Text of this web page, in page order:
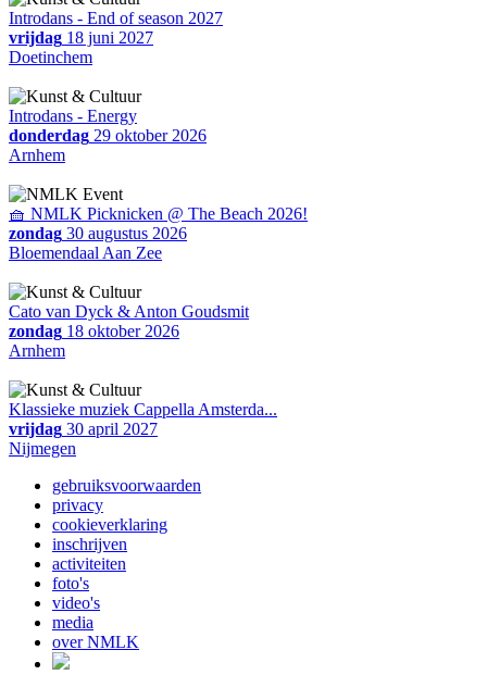
Introdans - End of season 2027
vrijdag 18 juni 2027
Doetinchem
Introdans - Energy
donderdag 29 oktober 2026
Arnhem
🧺 NMLK Picknicken @ The Beach 2026!
zondag 30 augustus 2026
Bloemendaal Aan Zee
Cato van Dyck & Anton Goudsmit
zondag 18 oktober 2026
Arnhem
Klassieke muziek Cappella Amsterda...
vrijdag 30 april 2027
Nijmegen
gebruiksvoorwaarden
privacy
cookieverklaring
inschrijven
activiteiten
foto's
video's
media
over NMLK